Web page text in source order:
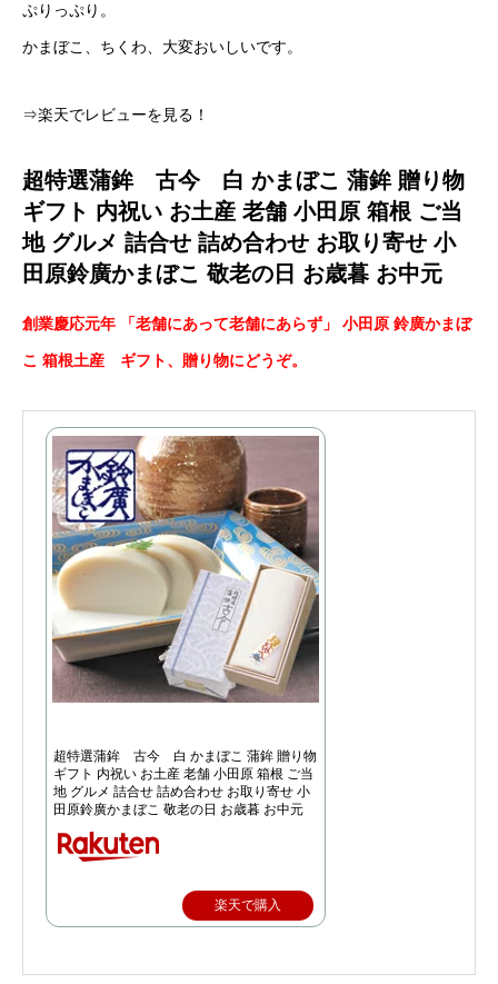
ぷりっぷり。
かまぼこ、ちくわ、大変おいしいです。
⇒楽天でレビューを見る！
超特選蒲鉾 古今 白 かまぼこ 蒲鉾 贈り物
ギフト 内祝い お土産 老舗 小田原 箱根 ご当
地 グルメ 詰合せ 詰め合わせ お取り寄せ 小
田原鈴廣かまぼこ 敬老の日 お歳暮 お中元
創業慶応元年 「老舗にあって老舗にあらず」 小田原 鈴廣かまぼ
こ 箱根土産 ギフト、贈り物にどうぞ。
超特選蒲鉾 古今 白 かまぼこ 蒲鉾 贈り物
ギフト 内祝い お土産 老舗 小田原 箱根 ご当
地 グルメ 詰合せ 詰め合わせ お取り寄せ 小
田原鈴廣かまぼこ 敬老の日 お歳暮 お中元
楽天で購入